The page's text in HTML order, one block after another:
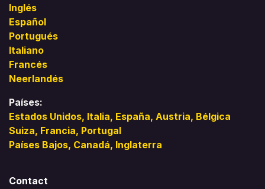
Inglés
Español
Portugués
Italiano
Francés
Neerlandés
Países:
Estados Unidos, Italia, España, Austria, Bélgica
Suiza, Francia, Portugal
Países Bajos, Canadá, Inglaterra
Contact